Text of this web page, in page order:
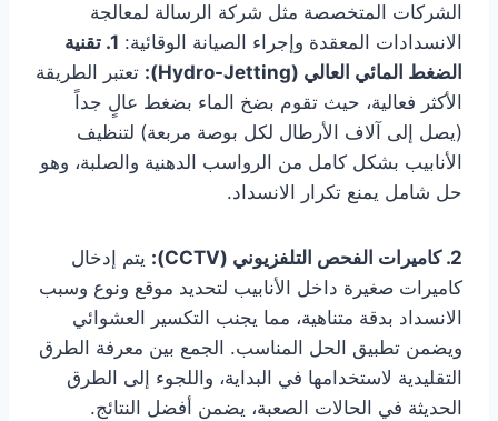
الشركات المتخصصة مثل شركة الرسالة لمعالجة
الانسدادات المعقدة وإجراء الصيانة الوقائية:
1. تقنية
الضغط المائي العالي (Hydro-Jetting):
تعتبر الطريقة
الأكثر فعالية، حيث تقوم بضخ الماء بضغط عالٍ جداً
(يصل إلى آلاف الأرطال لكل بوصة مربعة) لتنظيف
الأنابيب بشكل كامل من الرواسب الدهنية والصلبة، وهو
حل شامل يمنع تكرار الانسداد.
2. كاميرات الفحص التلفزيوني (CCTV):
يتم إدخال
كاميرات صغيرة داخل الأنابيب لتحديد موقع ونوع وسبب
الانسداد بدقة متناهية، مما يجنب التكسير العشوائي
ويضمن تطبيق الحل المناسب. الجمع بين معرفة الطرق
التقليدية لاستخدامها في البداية، واللجوء إلى الطرق
الحديثة في الحالات الصعبة، يضمن أفضل النتائج.